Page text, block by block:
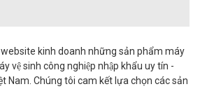
website kinh doanh những sản phẩm máy
vệ sinh công nghiệp nhập khẩu uy tín -
Nam. Chúng tôi cam kết lựa chọn các sản